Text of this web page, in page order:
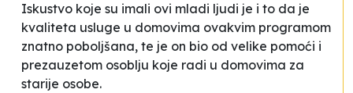
Iskustvo koje su imali ovi mladi ljudi je i to da je
kvaliteta usluge u domovima ovakvim programom
znatno poboljšana, te je on bio od velike pomoći i
prezauzetom osoblju koje radi u domovima za
starije osobe.